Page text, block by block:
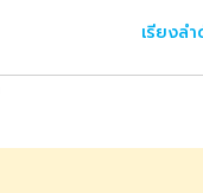
เรียงล